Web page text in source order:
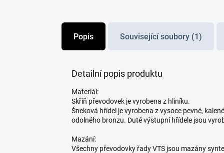
Popis Související soubory (1)
Detailní popis produktu
Materiál:
Skříň převodovek je vyrobena z hliníku.
Šneková hřídel je vyrobena z vysoce pevné,
odolného bronzu. Duté výstupní hřídele jsou
Mazání:
Všechny převodovky řady VTS jsou mazány